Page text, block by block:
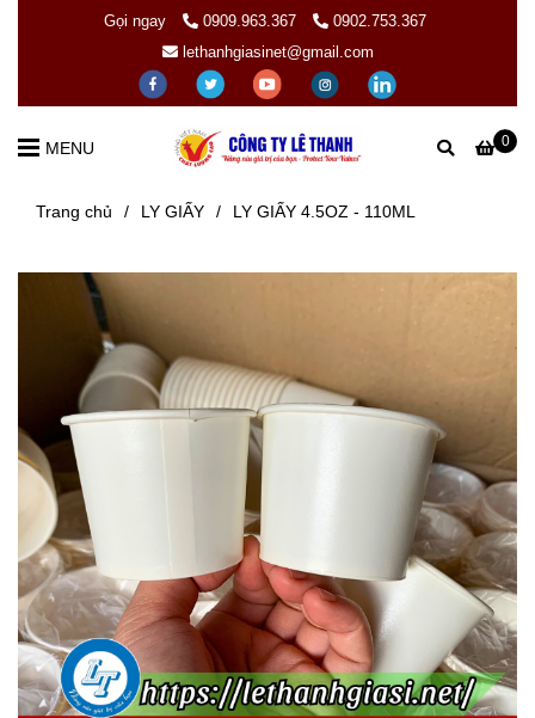
Gọi ngay 0909.963.367
0902.753.367
lethanhgiasinet@gmail.com
0
MENU
Trang chủ / LY GIẤY / LY GIẤY 4.5OZ - 110ML